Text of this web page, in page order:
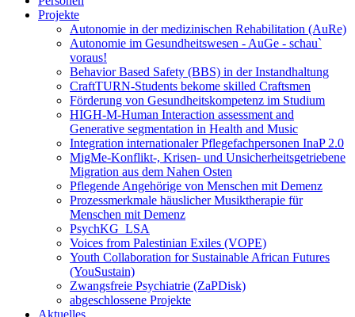
Projekte
Autonomie in der medizinischen Rehabilitation (AuRe)
Autonomie im Gesundheitswesen - AuGe - schau`
voraus!
Behavior Based Safety (BBS) in der Instandhaltung
CraftTURN-Students bekome skilled Craftsmen
Förderung von Gesundheitskompetenz im Studium
HIGH-M-Human Interaction assessment and
Generative segmentation in Health and Music
Integration internationaler Pflegefachpersonen InaP 2.0
MigMe-Konflikt-, Krisen- und Unsicherheitsgetriebene
Migration aus dem Nahen Osten
Pflegende Angehörige von Menschen mit Demenz
Prozessmerkmale häuslicher Musiktherapie für
Menschen mit Demenz
PsychKG_LSA
Voices from Palestinian Exiles (VOPE)
Youth Collaboration for Sustainable African Futures
(YouSustain)
Zwangsfreie Psychiatrie (ZaPDisk)
abgeschlossene Projekte
Aktuelles